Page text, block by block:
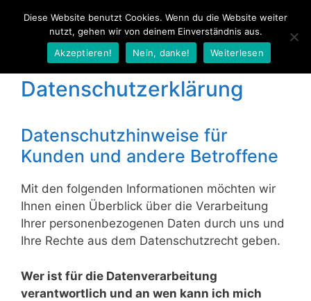
Inhalt
Menü
Datenschutzerklärung
Datenschutzhinweise für
Kunden und andere Betroffene
Mit den folgenden Informationen möchten wir
Ihnen einen Überblick über die Verarbeitung
Ihrer personenbezogenen Daten durch uns und
Ihre Rechte aus dem Datenschutzrecht geben.
Wer ist für die Datenverarbeitung
verantwortlich und an wen kann ich mich
Diese Website benutzt Cookies. Wenn du die Website weiter
nutzt, gehen wir von deinem Einverständnis aus.
Akzeptieren!
Nein, danke! Weiterlesen